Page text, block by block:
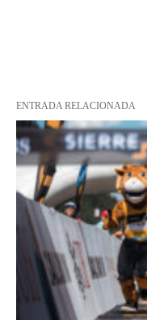
ENTRADA RELACIONADA